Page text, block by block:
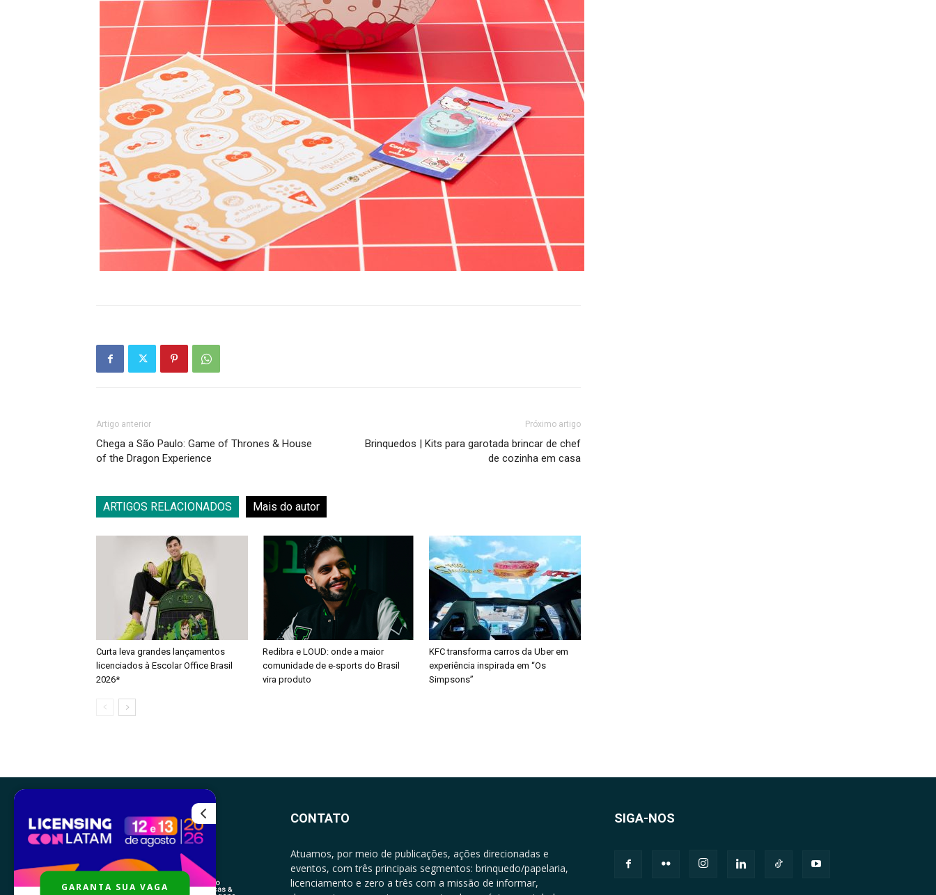
Artigo anterior
Chega a São Paulo: Game of Thrones & House
of the Dragon Experience
Próximo artigo
Brinquedos | Kits para garotada brincar de chef
de cozinha em casa
ARTIGOS RELACIONADOS Mais do autor
Curta leva grandes lançamentos
licenciados à Escolar Office Brasil
2026*
Redibra e LOUD: onde a maior
comunidade de e-sports do Brasil
vira produto
KFC transforma carros da Uber em
experiência inspirada em “Os
Simpsons”
CONTATO
Atuamos, por meio de publicações, ações direcionadas e
eventos, com três principais segmentos: brinquedo/papelaria,
licenciamento e zero a três com a missão de informar,
SIGA-NOS
GARANTA SUA VAGA